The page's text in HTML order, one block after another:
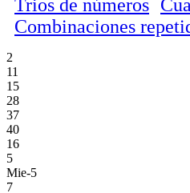
Trios de números
Combinaciones
2
11
15
28
37
40
16
5
Mie-5
7